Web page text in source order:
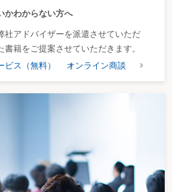
かわからない方へ
社アドバイザーを派遣させていただ
書籍をご提案させていただきます。
ス（無料）
オンライン商談